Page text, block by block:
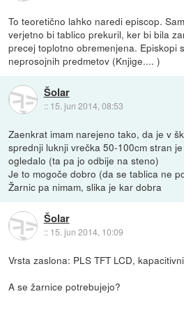
To teoretično lahko naredi episcop.
verjetno bi tablico prekuril, ker bi bila
precej toplotno obremenjena. Episkopi
neprosojnih predmetov (Knjige.... )
Šolar
:: 15. jun 2014, 08:53
Zaenkrat imam narejeno tako, da je v
sprednji luknji vrečka 50-100cm stran
ogledalo (ta pa jo odbije na steno)
Je to mogoče dobro (da se tablica ne
Žarnic pa nimam, slika je kar dobra
Šolar
:: 15. jun 2014, 10:09
Vrsta zaslona: PLS TFT LCD,
A se žarnice potrebujejo?